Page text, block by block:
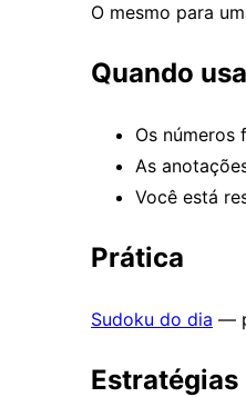
O mesmo para
Quando
Os números
As
Você está
Prática
Sudoku do dia —